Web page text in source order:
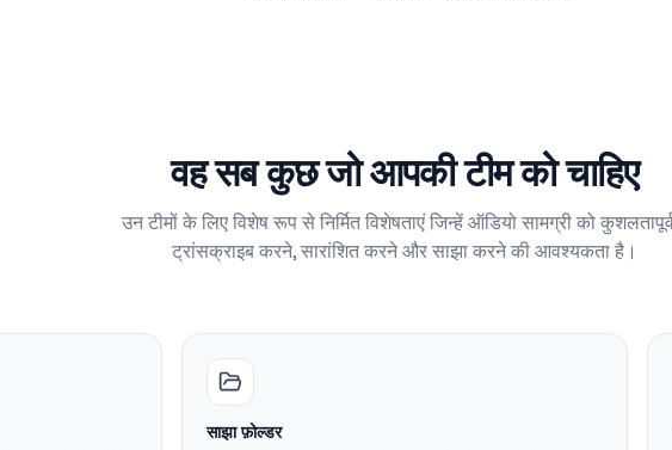
वह सब कुछ जो आपकी टीम को चाहिए
उन टीमों के लिए विशेष रूप से निर्मित विशेषताएं जिन्हें ऑडियो सामग्री को
ट्रांसक्राइब करने, सारांशित करने और साझा करने की आवश्यकता है।
साझा फ़ोल्डर